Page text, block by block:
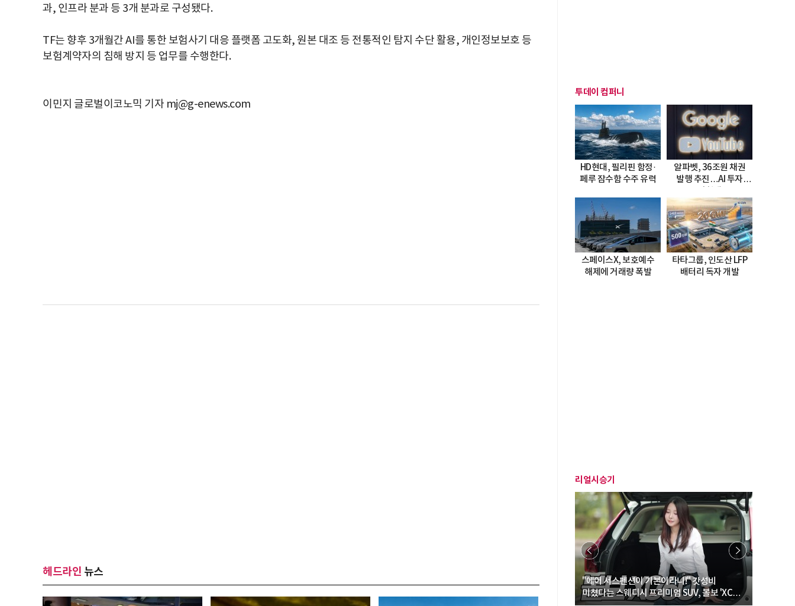
과, 인프라 분과 등 3개 분과로 구성됐다.
TF는 향후 3개월간 AI를 통한 보험사기 대응 플랫폼 고도화, 원본 대조 등 전통적인 탐지 수단 활용, 개인정보보호 등
보험계약자의 침해 방지 등 업무를 수행한다.
이민지 글로벌이코노믹 기자 mj@g-enews.com
헤드라인 뉴스
투데이 컴퍼니
HD현대, 필리핀 함정·
페루 잠수함 수주 유력
알파벳, 36조원 채권
발행 추진…AI 투자
스페이스X, 보호예수
해제에 거래량 폭발
타타그룹, 인도산 LFP
배터리 독자 개발
리얼시승기
"에어 서스펜션이 기본이라니!" 갓성비
미쳤다는 스웨디시 프리미엄 SUV, 볼보 'XC60